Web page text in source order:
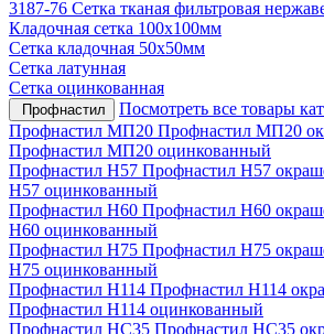
3187-76 Сетка тканая фильтровая
Кладочная сетка 100х100мм
Сетка кладочная 50х50мм
Сетка латунная
Сетка оцинкованная
Профнастил
Посмотреть все товары
Профнастил МП20 Профнастил МП20
Профнастил МП20 оцинкованный
Профнастил Н57 Профнастил Н57
Н57 оцинкованный
Профнастил Н60 Профнастил Н60
Н60 оцинкованный
Профнастил Н75 Профнастил Н75
Н75 оцинкованный
Профнастил Н114 Профнастил Н114
Профнастил Н114 оцинкованный
Профнастил НС35 Профнастил НС35